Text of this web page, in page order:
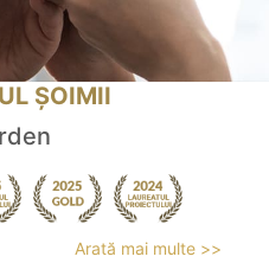
ȘOIMII
Arată mai multe >>